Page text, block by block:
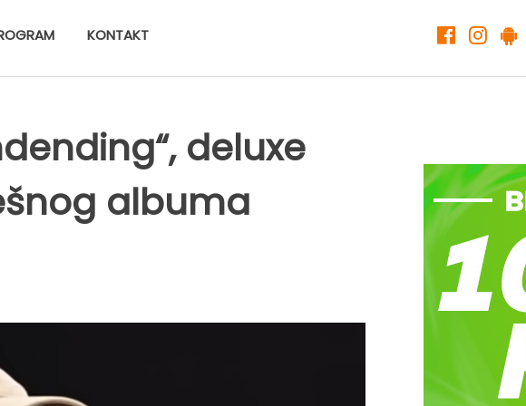
KONTAKT
deluxe
albuma